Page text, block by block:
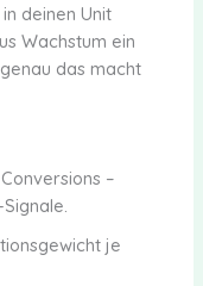
in deinen Unit
Wachstum ein
das macht
–
je